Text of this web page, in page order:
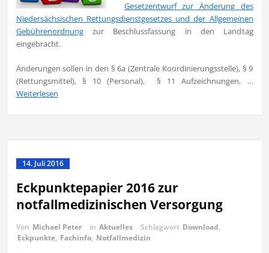
Gesetzentwurf zur Änderung des
Niedersächsischen Rettungsdienstgesetzes und der Allgemeinen
Gebührenordnungzur Beschlussfassung in den Landtag
eingebracht.
Änderungen sollen in den § 6a (Zentrale Koordinierungsstelle), § 9
(Rettungsmittel), § 10 (Personal), § 11 Aufzeichnungen, …
Weiterlesen
14. Juli 2016
Eckpunktepapier 2016 zur
notfallmedizinischen Versorgung
Von Michael Peter in Aktuelles Schlagwort Download,
Eckpunkte, Fachinfo, Notfallmedizin